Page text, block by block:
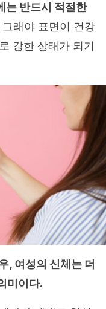
는 반드시 적절한
그래야 표면이 건강
강한 상태가 되기
, 여성의 신체는 더
미이다.